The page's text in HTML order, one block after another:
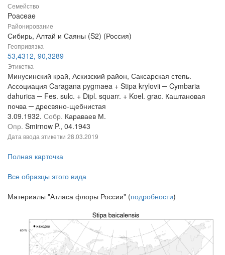
Семейство
Poaceae
Районирование
Сибирь, Алтай и Саяны (S2) (Россия)
Геопривязка
53,4312, 90,3289
Этикетка
Минусинский край, Аскизский район, Саксарская степь.
Ассоциация Caragana pygmaea + Stipa krylovii ─ Cymbaria
dahurica ─ Fes. sulc. + Dipl. squarr. + Koel. grac. Каштановая
почва ─ дресвяно-щебнистая
3.09.1932. Собр. Караваев М.
Опр. Smirnow P., 04.1943
Дата ввода этикетки 28.03.2019
Полная карточка
Все образцы этого вида
Материалы "Атласа флоры России" (подробности)